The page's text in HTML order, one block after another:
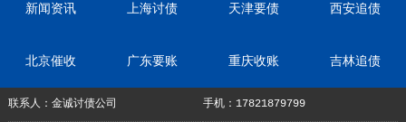
新闻资讯 上海讨债 天津要债 西安追债
北京催收 广东要账 重庆收账 吉林追债
联系人：金诚讨债公司 手机：17821879799